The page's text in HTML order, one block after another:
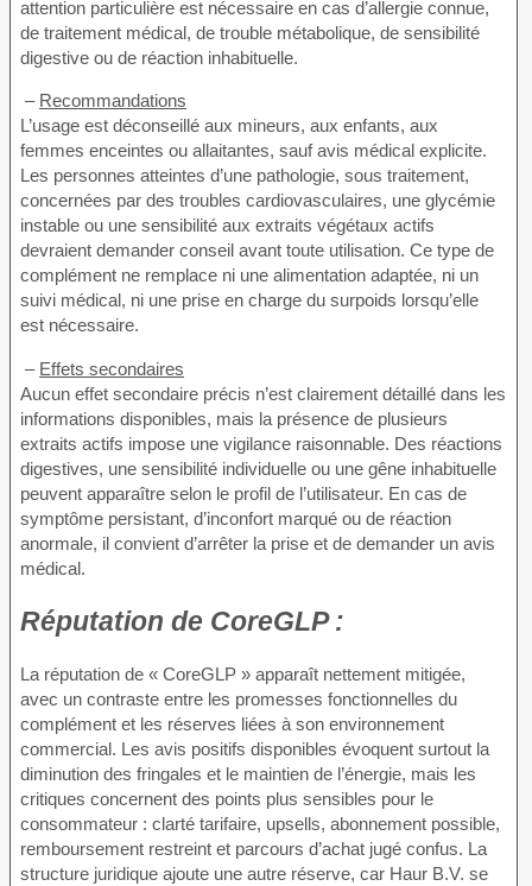
attention particulière est nécessaire en cas d’allergie connue,
de traitement médical, de trouble métabolique, de sensibilité
digestive ou de réaction inhabituelle.
– Recommandations
L’usage est déconseillé aux mineurs, aux enfants, aux
femmes enceintes ou allaitantes, sauf avis médical explicite.
Les personnes atteintes d’une pathologie, sous traitement,
concernées par des troubles cardiovasculaires, une glycémie
instable ou une sensibilité aux extraits végétaux actifs
devraient demander conseil avant toute utilisation. Ce type de
complément ne remplace ni une alimentation adaptée, ni un
suivi médical, ni une prise en charge du surpoids lorsqu’elle
est nécessaire.
– Effets secondaires
Aucun effet secondaire précis n’est clairement détaillé dans les
informations disponibles, mais la présence de plusieurs
extraits actifs impose une vigilance raisonnable. Des réactions
digestives, une sensibilité individuelle ou une gêne inhabituelle
peuvent apparaître selon le profil de l’utilisateur. En cas de
symptôme persistant, d’inconfort marqué ou de réaction
anormale, il convient d’arrêter la prise et de demander un avis
médical.
Réputation de CoreGLP :
La réputation de « CoreGLP » apparaît nettement mitigée,
avec un contraste entre les promesses fonctionnelles du
complément et les réserves liées à son environnement
commercial. Les avis positifs disponibles évoquent surtout la
diminution des fringales et le maintien de l’énergie, mais les
critiques concernent des points plus sensibles pour le
consommateur : clarté tarifaire, upsells, abonnement possible,
remboursement restreint et parcours d’achat jugé confus. La
structure juridique ajoute une autre réserve, car Haur B.V. se